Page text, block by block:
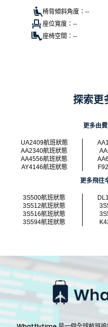
椅背傾斜角度：--
座位寬度：--
座椅空間：--
探索更
更多由
UA2409航班狀態
AA2340航班狀態
AA4556航班狀態
AY4146航班狀態
更多飛往
3S500航班狀態
3S512航班狀態
3S516航班狀態
3S594航班狀態